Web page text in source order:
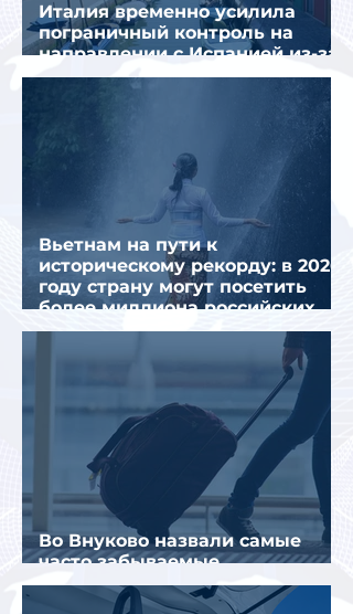
Италия временно усилила
пограничный контроль на
направлении с Испанией из-за
миграционного кризиса
Вьетнам на пути к
историческому рекорду: в 2026
году страну могут посетить
более миллиона российских
туристов
Во Внуково назвали самые
часто забываемые
пассажирами вещи